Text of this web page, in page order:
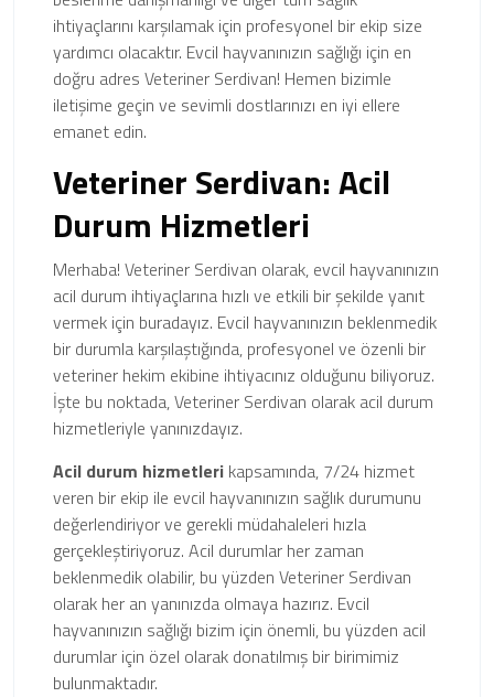
ihtiyaçlarını karşılamak için profesyonel bir ekip size
yardımcı olacaktır. Evcil hayvanınızın sağlığı için en
doğru adres Veteriner Serdivan! Hemen bizimle
iletişime geçin ve sevimli dostlarınızı en iyi ellere
emanet edin.
Veteriner Serdivan: Acil
Durum Hizmetleri
Merhaba! Veteriner Serdivan olarak, evcil hayvanınızın
acil durum ihtiyaçlarına hızlı ve etkili bir şekilde yanıt
vermek için buradayız. Evcil hayvanınızın beklenmedik
bir durumla karşılaştığında, profesyonel ve özenli bir
veteriner hekim ekibine ihtiyacınız olduğunu biliyoruz.
İşte bu noktada, Veteriner Serdivan olarak acil durum
hizmetleriyle yanınızdayız.
Acil durum hizmetleri kapsamında, 7/24 hizmet
veren bir ekip ile evcil hayvanınızın sağlık durumunu
değerlendiriyor ve gerekli müdahaleleri hızla
gerçekleştiriyoruz. Acil durumlar her zaman
beklenmedik olabilir, bu yüzden Veteriner Serdivan
olarak her an yanınızda olmaya hazırız. Evcil
hayvanınızın sağlığı bizim için önemli, bu yüzden acil
durumlar için özel olarak donatılmış bir birimimiz
bulunmaktadır.